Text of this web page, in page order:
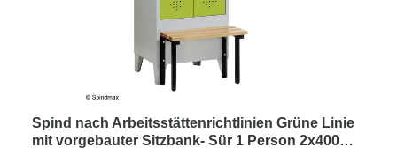
Spind nach Arbeitsstättenrichtlinien Grüne Linie
mit vorgebauter Sitzbank- Sür 1 Person 2x400mm